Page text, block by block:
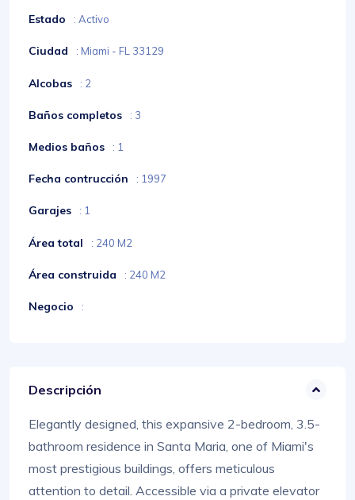
Estado : Activo
Ciudad : Miami - FL 33129
Alcobas : 2
Baños completos : 3
Medios baños : 1
Fecha contrucción : 1997
Garajes : 1
Área total : 240 M2
Área construida : 240 M2
Negocio :
Descripción
Elegantly designed, this expansive 2-bedroom, 3.5-
bathroom residence in Santa Maria, one of Miami's
most prestigious buildings, offers meticulous
attention to detail. Accessible via a private elevator